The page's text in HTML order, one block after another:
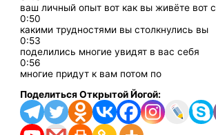
ваш личный опыт вот как вы живёте вот с
0:50
какими трудностями вы столкнулись вы
0:53
поделились многие увидят в вас себя
0:56
многие придут к вам потом по
Поделиться Открытой Йогой: